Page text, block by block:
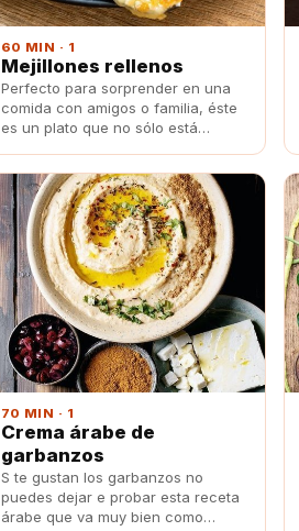
60 MIN · 1
Mejillones rellenos
Perfecto para sorprender en una
comida con amigos o familia, éste
es un plato que no sólo está
manera tradicional de hacerlos al
vapor.
70 MIN · 1
Crema árabe de
garbanzos
S te gustan los garbanzos no
puedes dejar e probar esta receta
árabe que va muy bien como